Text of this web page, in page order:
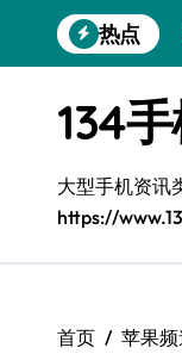
到
热点
134
大型手机资讯
https://
首页 苹果频